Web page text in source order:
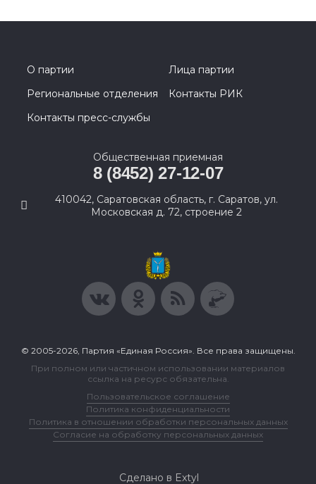
О партии
Лица партии
Региональные отделения
Контакты РИК
Контакты пресс-службы
Общественная приемная
8 (8452) 27-12-07
410042, Саратовская область, г. Саратов, ул.
Московская д. 72, строение 2
© 2005-2026, Партия «Единая Россия». Все права защищены.
При полном или частичном использовании материалов
ссылка на ресурс обязательна.
Пользовательское соглашение
Политика конфиденциальности
Политика в отношении обработки персональных данных
Согласие на обработку персональных данных
Сделано в Extyl